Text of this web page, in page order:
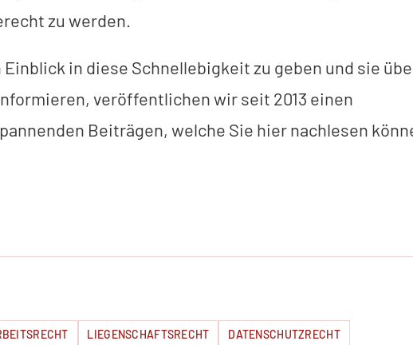
zu werden.
in diese Schnellebigkeit zu geben und sie
veröffentlichen wir seit 2013 einen
Beiträgen, welche Sie hier nachlesen
LIEGENSCHAFTSRECHT DATENSCHUTZRECHT